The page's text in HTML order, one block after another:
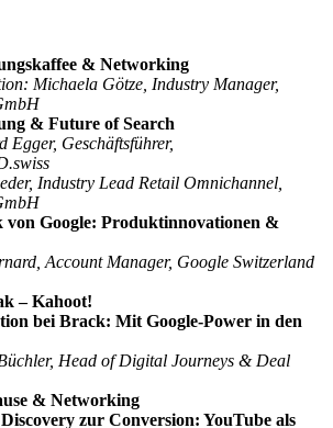
& Networking
Götze, Industry Manager,
& Future of Search
Geschäftsführer,
Lead Retail Omnichannel,
Google: Produktinnovationen &
Manager, Google Switzerland
– Kahoot!
bei Brack: Mit Google-Power in den
of Digital Journeys & Deal
& Networking
zur Conversion: YouTube als